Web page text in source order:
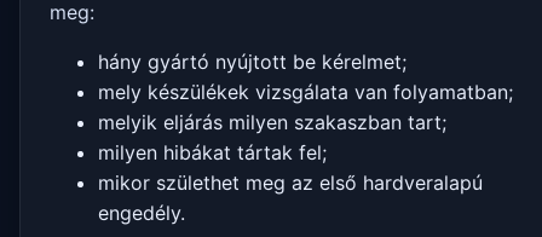
meg:
hány gyártó nyújtott be kérelmet;
mely készülékek vizsgálata van folyamatban;
melyik eljárás milyen szakaszban tart;
milyen hibákat tártak fel;
mikor születhet meg az első hardveralapú
engedély.